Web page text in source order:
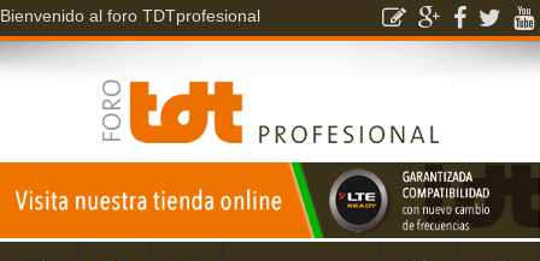
Bienvenido al foro TDTprofesional